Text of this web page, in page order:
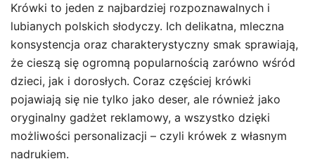
Krówki to jeden z najbardziej rozpoznawalnych i
lubianych polskich słodyczy. Ich delikatna, mleczna
konsystencja oraz charakterystyczny smak sprawiają,
że cieszą się ogromną popularnością zarówno wśród
dzieci, jak i dorosłych. Coraz częściej krówki
pojawiają się nie tylko jako deser, ale również jako
oryginalny gadżet reklamowy, a wszystko dzięki
możliwości personalizacji – czyli krówek z własnym
nadrukiem.